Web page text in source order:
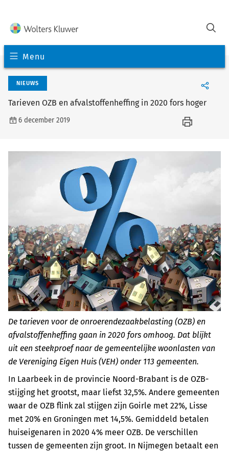
Menu
NIEUWS
Tarieven OZB en afvalstoffenheffing in 2020 fors hoger
6 december 2019
De tarieven voor de onroerendezaakbelasting (OZB) en
afvalstoffenheffing gaan in 2020 fors omhoog. Dat blijkt
uit een steekproef naar de gemeentelijke woonlasten van
de Vereniging Eigen Huis (VEH) onder 113 gemeenten.
In Laarbeek in de provincie Noord-Brabant is de OZB-
stijging het grootst, maar liefst 32,5%. Andere gemeenten
waar de OZB flink zal stijgen zijn Goirle met 22%, Lisse
met 20% en Groningen met 14,5%. Gemiddeld betalen
huiseigenaren in 2020 4% meer OZB. De verschillen
tussen de gemeenten zijn groot. In Nijmegen betaalt een